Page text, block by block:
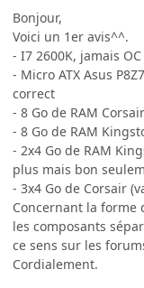
Bonjour,
Voici un 1er avis^^.
- I7 2600K, jamais
- Micro ATX Asus
correct
- 8 Go de RAM
- 8 Go de RAM
- 2x4 Go de RAM
plus mais bon
- 3x4 Go de Corsair
Concernant la forme
les composants
ce sens sur les
Cordialement.